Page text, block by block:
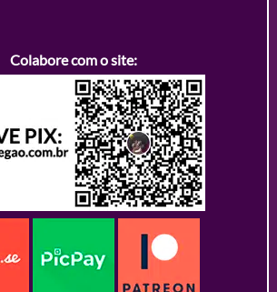
Colabore com o site: